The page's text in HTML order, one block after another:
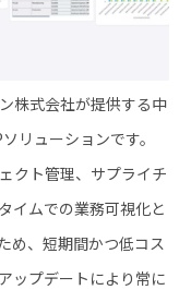
株式会社が提供する中
リューションです。​
クト管理、サプライチ
イムでの業務可視化と
め、短期間かつ低コス
ップデートにより常に